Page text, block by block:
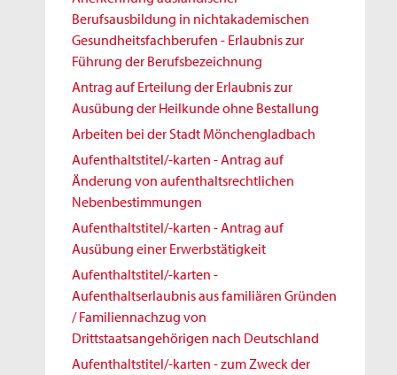
Berufsausbildung in nichtakademischen
Gesundheitsfachberufen - Erlaubnis zur
Führung der Berufsbezeichnung
Antrag auf Erteilung der Erlaubnis zur
Ausübung der Heilkunde ohne Bestallung
Arbeiten bei der Stadt Mönchengladbach
Aufenthaltstitel/-karten - Antrag auf
Änderung von aufenthaltsrechtlichen
Nebenbestimmungen
Aufenthaltstitel/-karten - Antrag auf
Ausübung einer Erwerbstätigkeit
Aufenthaltstitel/-karten -
Aufenthaltserlaubnis aus familiären Gründen
/ Familiennachzug von
Drittstaatsangehörigen nach Deutschland
Aufenthaltstitel/-karten - zum Zweck der